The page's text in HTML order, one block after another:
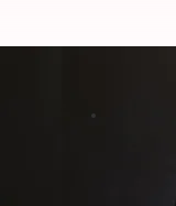
ईशा देओल